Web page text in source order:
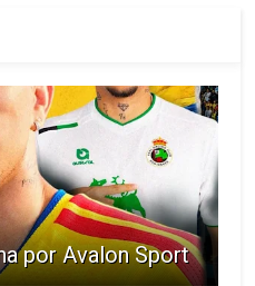
por Avalon Sport